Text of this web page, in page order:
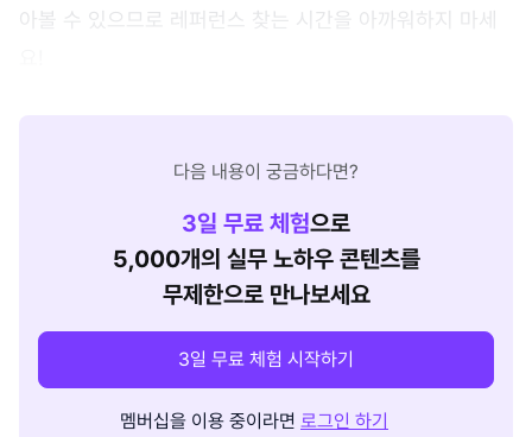
아볼 수 있으므로 레퍼런스 찾는 시간을 아까워하지 마세
다음 내용이 궁금하다면?
3일 무료 체험으로
5,000개의 실무 노하우 콘텐츠를
무제한으로 만나보세요
3일 무료 체험 시작하기
멤버십을 이용 중이라면 로그인 하기